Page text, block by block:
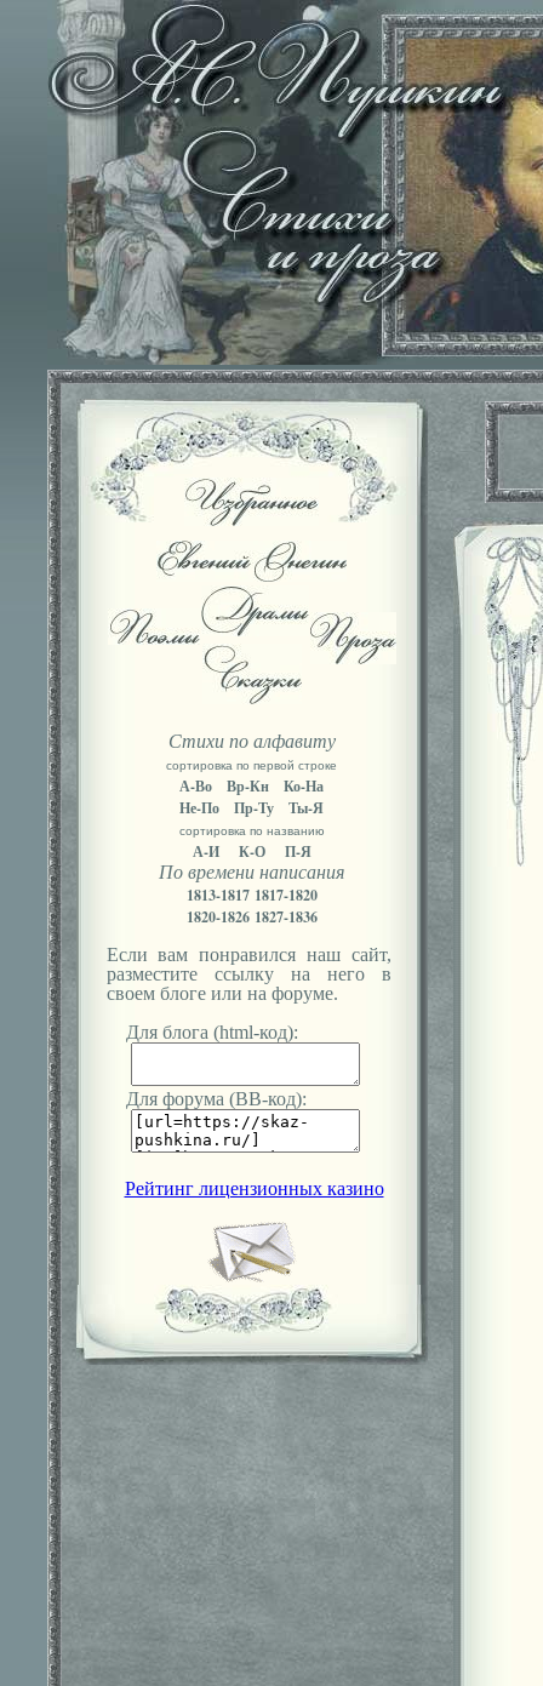
Стихи по алфавиту
сортировка по первой строке
А-Во Вр-Кн
Ко-На
Не-По
Пр-Ту Ты-Я
сортировка по названию
А-И К-О
П-Я
По времени написания
1813-1817 1817-1820
1820-1826 1827-1836
Если вам понравился наш сайт,
разместите ссылку на него в
своем блоге или на форуме.
Для блога (html-код):
Для форума (ВВ-код):
Рейтинг лицензионных казино